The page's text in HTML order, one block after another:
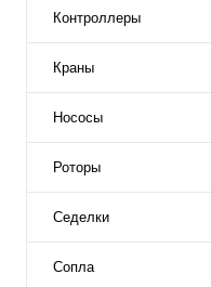
Контроллеры
Краны
Нососы
Роторы
Седелки
Сопла